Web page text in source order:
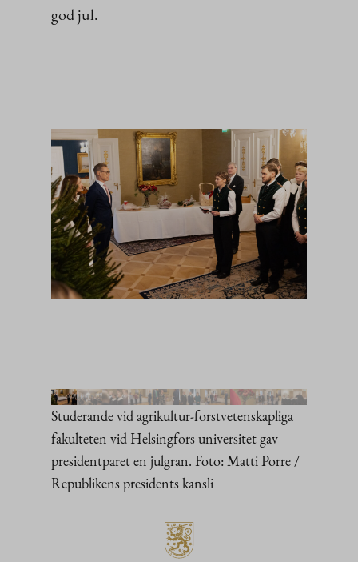
god jul.
Studerande vid agrikultur-forstvetenskapliga
fakulteten vid Helsingfors universitet gav
presidentparet en julgran. Foto: Matti Porre /
Republikens presidents kansli